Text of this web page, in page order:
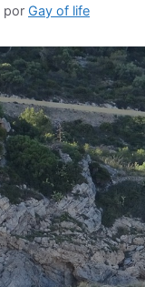
por Gay of life